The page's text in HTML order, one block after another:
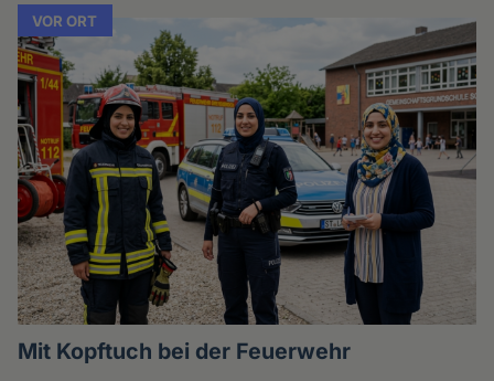
VOR ORT
Mit Kopftuch bei der Feuerwehr